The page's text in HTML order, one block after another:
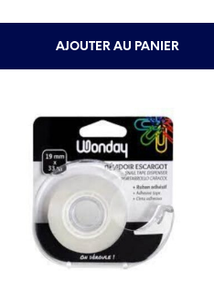
AJOUTER AU PANIER